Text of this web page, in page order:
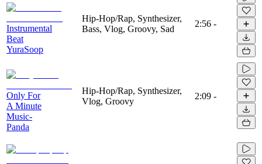
Instrumental
Beat
YuraSoop
Hip-Hop/Rap, Synthesizer,
Bass, Vlog, Groovy, Sad
2:56 -
Only For
A Minute
Music-
Panda
Hip-Hop/Rap, Synthesizer,
Vlog, Groovy
2:09 -